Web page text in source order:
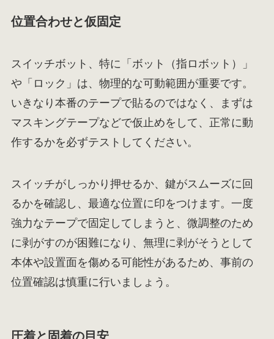
位置合わせと仮固定
スイッチボット、特に「ボット（指ロボット）」
や「ロック」は、物理的な可動範囲が重要です。
いきなり本番のテープで貼るのではなく、まずは
マスキングテープなどで仮止めをして、正常に動
作するかを必ずテストしてください。
スイッチがしっかり押せるか、鍵がスムーズに回
るかを確認し、最適な位置に印をつけます。一度
強力なテープで固定してしまうと、微調整のため
に剥がすのが困難になり、無理に剥がそうとして
本体や設置面を傷める可能性があるため、事前の
位置確認は慎重に行いましょう。
圧着と固着の目安